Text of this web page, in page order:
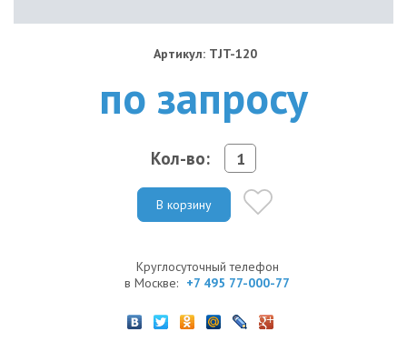
Артикул: TJT-120
по запросу
Кол-во:
В корзину
Круглосуточный телефон
в Москве: +7 495 77-000-77